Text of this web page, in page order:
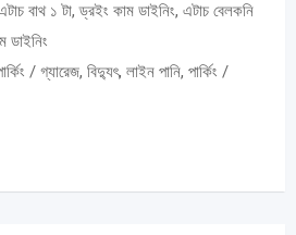
বাথ ১ টা, ড্রইং কাম ডাইনিং, এটাচ বেলকনি
ডাইনিং
/ গ্যারেজ, বিদ্যুৎ, লাইন পানি, পার্কিং /